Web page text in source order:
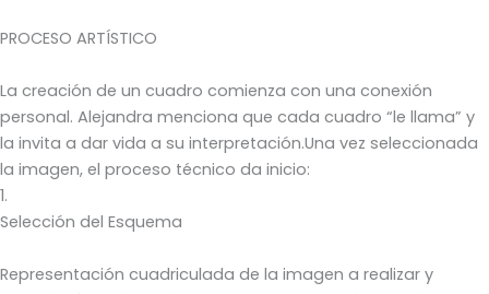
PROCESO ARTÍSTICO
La creación de un cuadro comienza con una conexión
personal. Alejandra menciona que cada cuadro “le llama” y
la invita a dar vida a su interpretación.Una vez seleccionada
la imagen, el proceso técnico da inicio:
1.
Selección del Esquema
Representación cuadriculada de la imagen a realizar y